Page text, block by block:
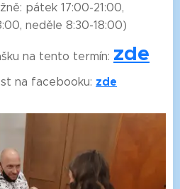
pátek 17:00-21:00,
neděle 8:30-18:00)
na tento termín: zde
na facebooku: zde